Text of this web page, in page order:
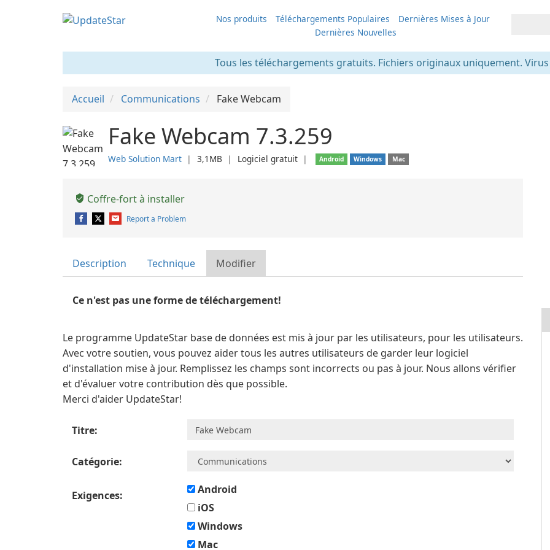
Nos produits Téléchargements Populaires
Dernières Mises à Jour
Dernières Nouvelles
Tous les téléchargements gratuits. Fichiers originaux uniquement.
Accueil Communications Fake Webcam
Fake Webcam 7.3.259
Web Solution Mart ❘ 3,1MB ❘ Logiciel gratuit ❘ Android Windows Mac
Coffre-fort à installer
Report a Problem
Description Technique Modifier
Ce n'est pas une forme de téléchargement!
Le programme UpdateStar base de données est mis à jour par les utilisateurs, pour les utilisateurs.
Avec votre soutien, vous pouvez aider tous les autres utilisateurs de garder leur logiciel
d'installation mise à jour. Remplissez les champs sont incorrects ou pas à jour. Nous allons vérifier
et d'évaluer votre contribution dès que possible.
Merci d'aider UpdateStar!
Titre:
Catégorie:
Exigences:
Android
iOS
Windows
Mac